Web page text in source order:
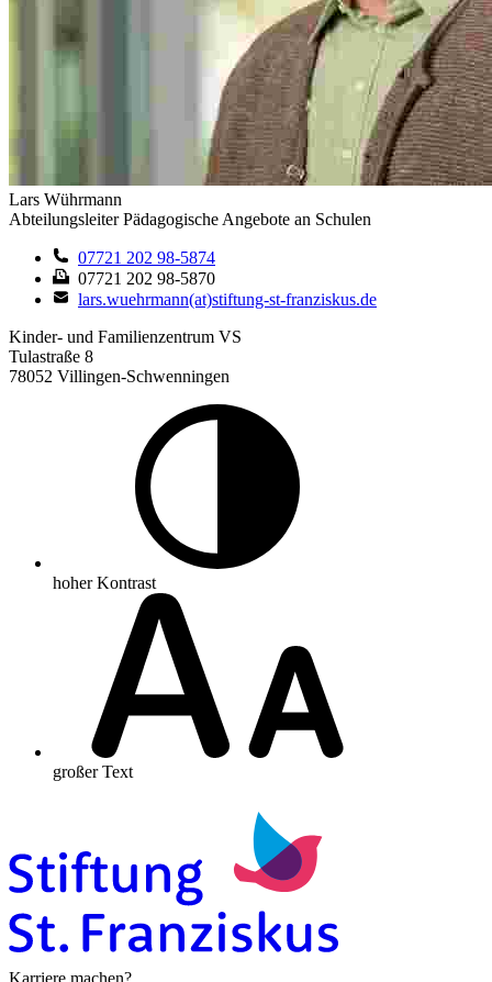
Lars Wührmann
Abteilungsleiter Pädagogische Angebote an Schulen
07721 202 98-5874
07721 202 98-5870
lars.wuehrmann(at)stiftung-st-franziskus.de
Kinder- und Familienzentrum VS
Tulastraße 8
78052 Villingen-Schwenningen
hoher Kontrast
großer Text
Karriere machen?